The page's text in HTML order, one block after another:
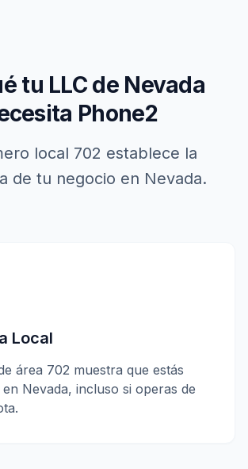
tu LLC de Nevada
Phone2
local 702 establece la
de tu negocio en Nevada.
Local
área 702 muestra que estás
Nevada, incluso si operas de